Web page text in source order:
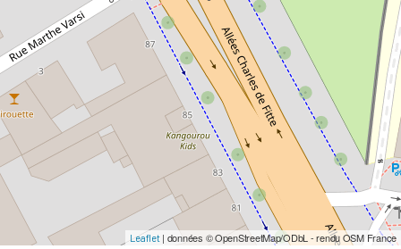
Leaflet| données © OpenStreetMap/ODbL - rendu OSM France